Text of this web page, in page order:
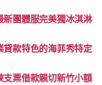
團體服完美獨冰淇淋
款特色的海菲秀特定
票借款親切新竹小額